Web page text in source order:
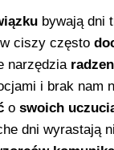
bywają dni
ciszy często
narzędzia
i brak nam
o swoich
dni wyrastają